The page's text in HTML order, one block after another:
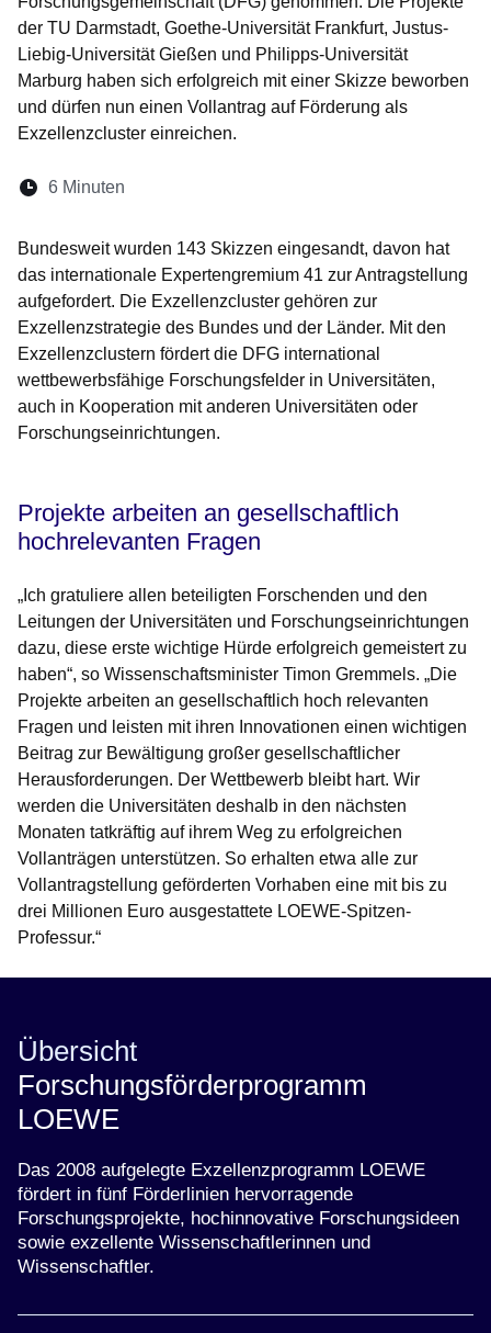
der TU Darmstadt, Goethe-Universität Frankfurt, Justus-
Liebig-Universität Gießen und Philipps-Universität
Marburg haben sich erfolgreich mit einer Skizze beworben
und dürfen nun einen Vollantrag auf Förderung als
Exzellenzcluster einreichen.
Lesedauer:
6 Minuten
Bundesweit wurden 143 Skizzen eingesandt, davon hat
das internationale Expertengremium 41 zur Antragstellung
aufgefordert. Die Exzellenzcluster gehören zur
Exzellenzstrategie des Bundes und der Länder. Mit den
Exzellenzclustern fördert die DFG international
wettbewerbsfähige Forschungsfelder in Universitäten,
auch in Kooperation mit anderen Universitäten oder
Forschungseinrichtungen.
Projekte arbeiten an gesellschaftlich
hochrelevanten Fragen
„Ich gratuliere allen beteiligten Forschenden und den
Leitungen der Universitäten und Forschungseinrichtungen
dazu, diese erste wichtige Hürde erfolgreich gemeistert zu
haben“, so Wissenschaftsminister Timon Gremmels. „Die
Projekte arbeiten an gesellschaftlich hoch relevanten
Fragen und leisten mit ihren Innovationen einen wichtigen
Beitrag zur Bewältigung großer gesellschaftlicher
Herausforderungen. Der Wettbewerb bleibt hart. Wir
werden die Universitäten deshalb in den nächsten
Monaten tatkräftig auf ihrem Weg zu erfolgreichen
Vollanträgen unterstützen. So erhalten etwa alle zur
Vollantragstellung geförderten Vorhaben eine mit bis zu
drei Millionen Euro ausgestattete LOEWE-Spitzen-
Professur.“
Übersicht
Forschungsförderprogramm
LOEWE
Das 2008 aufgelegte Exzellenzprogramm LOEWE
fördert in fünf Förderlinien hervorragende
Forschungsprojekte, hochinnovative Forschungsideen
sowie exzellente Wissenschaftlerinnen und
Wissenschaftler.